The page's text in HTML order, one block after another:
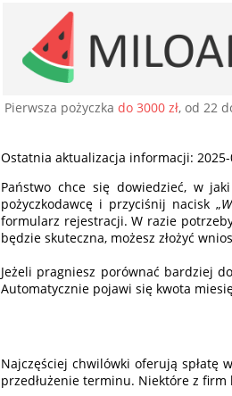
Pierwsza pożyczka do 3000 zł, od 22
Ostatnia aktualizacja informacji:
Państwo chce się dowiedzieć, w
pożyczkodawcę i przyciśnij nacisk „
formularz rejestracji. W razie
będzie skuteczna, możesz złożyć
Jeżeli pragniesz porównać bardziej
Automatycznie pojawi się kwota
Najczęściej chwilówki oferują spłatę
przedłużenie terminu. Niektóre z firm